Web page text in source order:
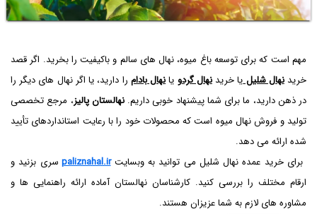
مهم است که برای توسعه باغ میوه، نهال های سالم و باکیفیت را بخرید. اگر قصد
خریدنهال شلیلیا خریدنهال گردو یانهال بادام را دارید، یا اگر نهال های دیگر را
در ذهن دارید، ما برای شما پیشنهاد خوبی داریم.نهالستان پالیز، مرجع تخصصی
تولید و فروش نهال میوه است که محصولات خود را با رعایت استانداردهای تأیید
شده ارائه می دهد.
برای خرید عمده نهال شلیل می توانید به وبسایتpaliznahal.ir سری بزنید و
ارقام مختلف را بررسی کنید. کارشناسان نهالستان آماده ارائه راهنمایی ها و
مشاوره های لازم به شما عزیزان هستند.